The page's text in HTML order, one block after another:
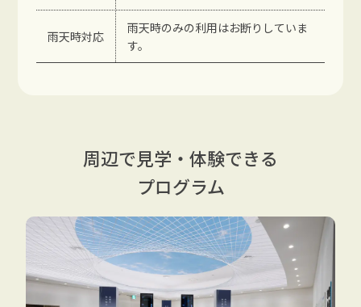
雨天時対応
雨天時のみの利用はお断りしていま
す。
周辺で見学・体験できる
プログラム